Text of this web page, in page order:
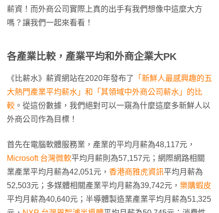
薪資！而外商公司實際上真的出手有我們想像中這麼大方
嗎？讓我們一起來看看！
各產業比較，產業平均和外商企業大PK
《比薪水》薪資網站在2020年發布了
「新鮮人最感興趣的五
大熱門產業平均薪水」和「其領域中外商公司薪水」的比
較 。從這份數據，我們絕對可以一窺為什麼這麼多新鮮人以
外商公司作為目標！
首先在電腦軟體服務業，產業的平均月薪為48,117元，
Microsoft 台灣微軟平均月薪則為57,157元；網際網路相關
業產業平均月薪為42,051元， 香港商雅虎資訊平均月薪為
52,503元；多媒體相關產業平均月薪為39,742元， 樂購蝦皮
平均月薪為40,640元；半導體製造業產業平均月薪為51,325